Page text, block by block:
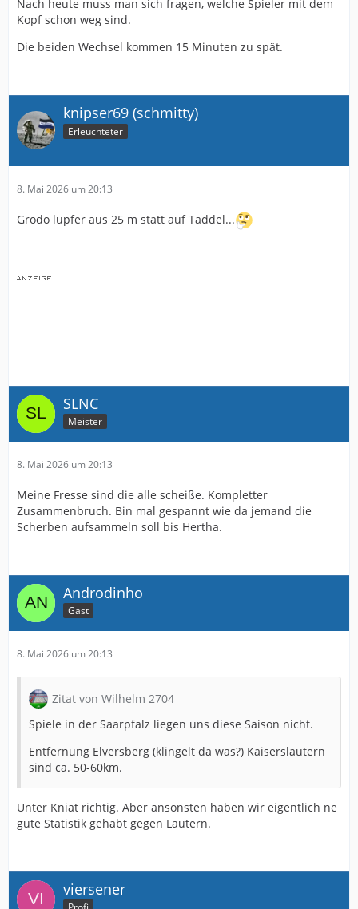
Nach heute muss man sich fragen, welche Spieler mit dem
Kopf schon weg sind.
Die beiden Wechsel kommen 15 Minuten zu spät.
knipser69 (schmitty)
Erleuchteter
8. Mai 2026 um 20:13
Grodo lupfer aus 25 m statt auf Taddel...
SLNC
Meister
8. Mai 2026 um 20:13
Meine Fresse sind die alle scheiße. Kompletter
Zusammenbruch. Bin mal gespannt wie da jemand die
Scherben aufsammeln soll bis Hertha.
Androdinho
Gast
8. Mai 2026 um 20:13
Zitat von Wilhelm 2704
Spiele in der Saarpfalz liegen uns diese Saison nicht.
Entfernung Elversberg (klingelt da was?) Kaiserslautern
sind ca. 50-60km.
Unter Kniat richtig. Aber ansonsten haben wir eigentlich ne
gute Statistik gehabt gegen Lautern.
viersener